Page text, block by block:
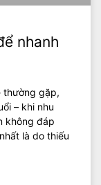
nhanh
thường gặp,
– khi nhu
không đáp
là do thiếu